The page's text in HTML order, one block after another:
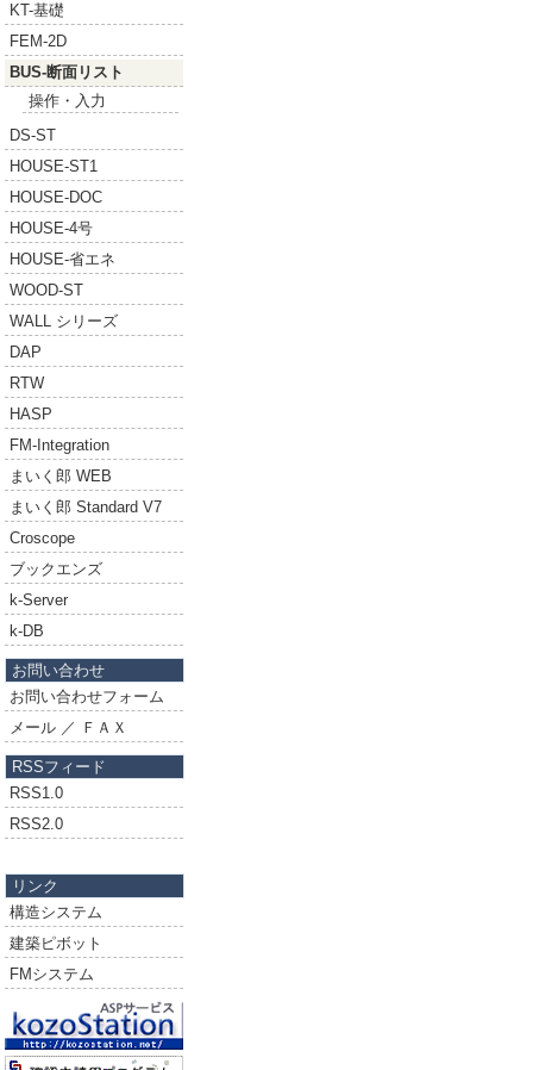
KT-基礎
FEM-2D
BUS-断面リスト
操作・入力
DS-ST
HOUSE-ST1
HOUSE-DOC
HOUSE-4号
HOUSE-省エネ
WOOD-ST
WALL シリーズ
DAP
RTW
HASP
FM-Integration
まいく郎 WEB
まいく郎 Standard V7
Croscope
ブックエンズ
k-Server
k-DB
お問い合わせ
お問い合わせフォーム
メール ／ ＦＡＸ
RSSフィード
RSS1.0
RSS2.0
リンク
構造システム
建築ピボット
FMシステム